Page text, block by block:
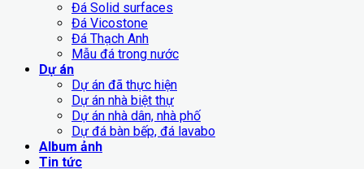
Đá Solid surfaces
Đá Vicostone
Đá Thạch Anh
Mẫu đá trong nước
Dự án
Dự án đã thực hiện
Dự án nhà biệt thự
Dự án nhà dân, nhà phố
Dự đá bàn bếp, đá lavabo
Album ảnh
Tin tức